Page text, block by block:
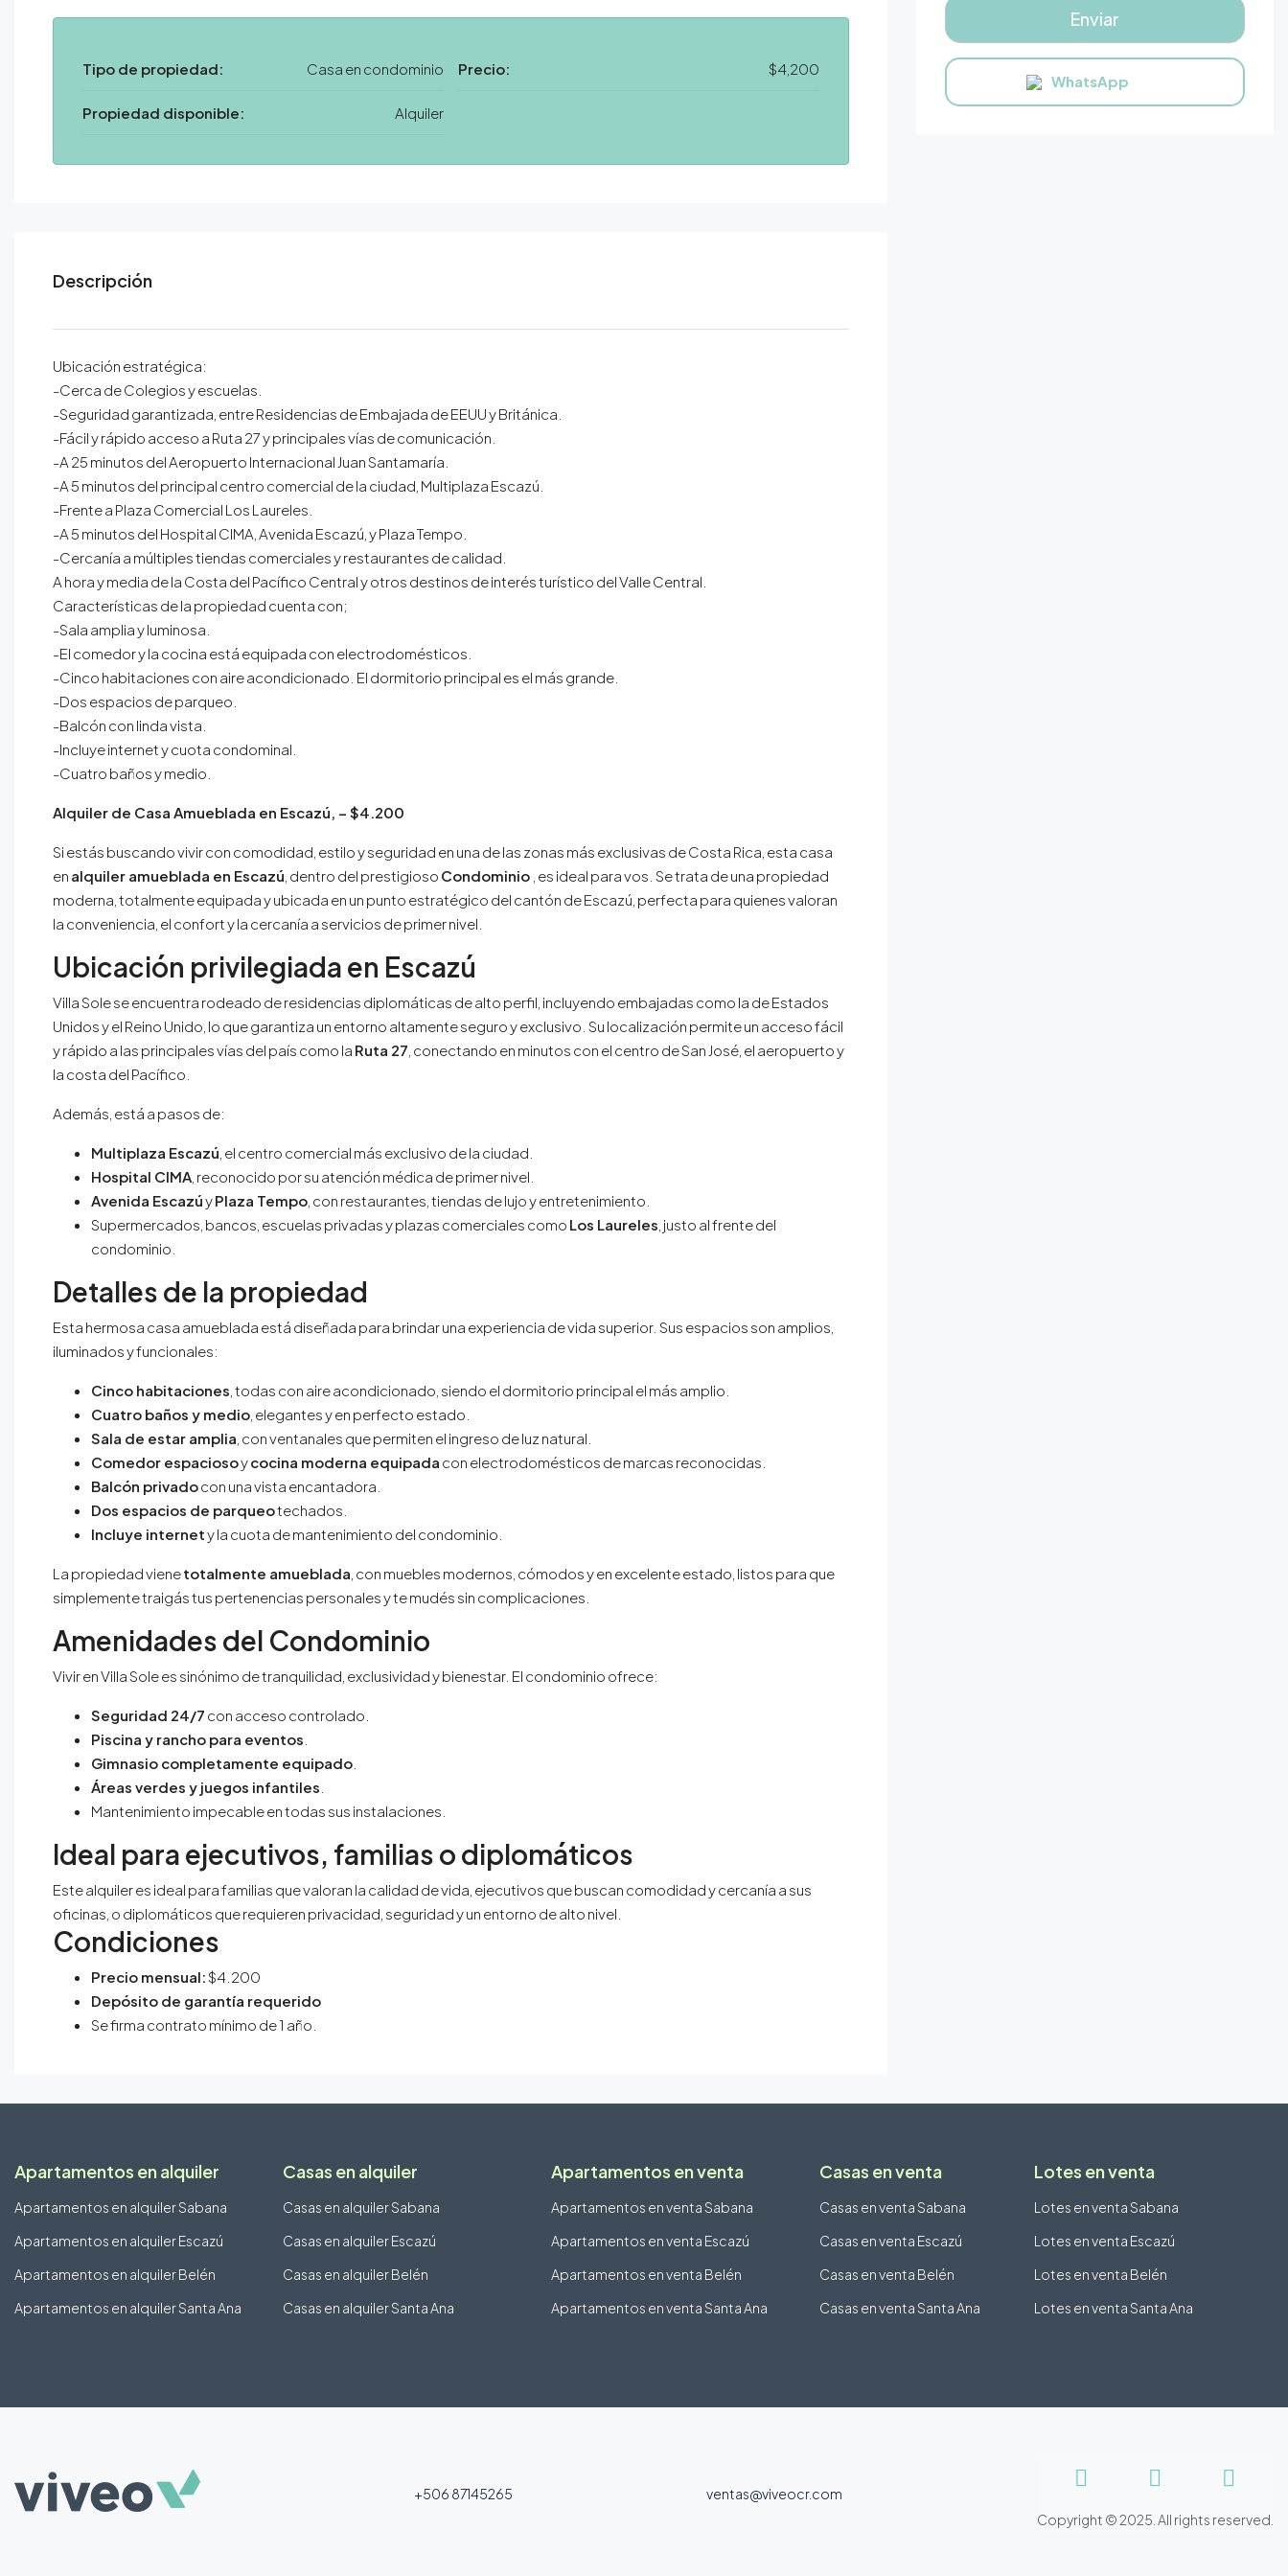
Tipo de propiedad: Casa en condominio
Propiedad disponible: Alquiler
Precio: $4,200
Descripción
Ubicación estratégica:
-Cerca de Colegios y escuelas.
-Seguridad garantizada, entre Residencias de Embajada de EEUU y Británica.
-Fácil y rápido acceso a Ruta 27 y principales vías de comunicación.
-A 25 minutos del Aeropuerto Internacional Juan Santamaría.
-A 5 minutos del principal centro comercial de la ciudad, Multiplaza Escazú.
-Frente a Plaza Comercial Los Laureles.
-A 5 minutos del Hospital CIMA, Avenida Escazú, y Plaza Tempo.
-Cercanía a múltiples tiendas comerciales y restaurantes de calidad.
A hora y media de la Costa del Pacífico Central y otros destinos de interés turístico del Valle Central.
Características de la propiedad cuenta con;
-Sala amplia y luminosa.
-El comedor y la cocina está equipada con electrodomésticos.
-Cinco habitaciones con aire acondicionado. El dormitorio principal es el más grande.
-Dos espacios de parqueo.
-Balcón con linda vista.
-Incluye internet y cuota condominal.
-Cuatro baños y medio.
Alquiler de Casa Amueblada en Escazú, – $4.200
Si estás buscando vivir con comodidad, estilo y seguridad en una de las zonas más exclusivas de Costa Rica, esta casa
en alquiler amueblada en Escazú , dentro del prestigioso Condominio , es ideal para vos. Se trata de una propiedad
moderna, totalmente equipada y ubicada en un punto estratégico del cantón de Escazú, perfecta para quienes valoran
la conveniencia, el confort y la cercanía a servicios de primer nivel.
Ubicación privilegiada en Escazú
Villa Sole se encuentra rodeado de residencias diplomáticas de alto perfil, incluyendo embajadas como la de Estados
Unidos y el Reino Unido, lo que garantiza un entorno altamente seguro y exclusivo. Su localización permite un acceso fácil
y rápido a las principales vías del país como la Ruta 27 , conectando en minutos con el centro de San José, el aeropuerto y
la costa del Pacífico.
Además, está a pasos de:
Multiplaza Escazú , el centro comercial más exclusivo de la ciudad.
Hospital CIMA , reconocido por su atención médica de primer nivel.
Avenida EscazúyPlaza Tempo , con restaurantes, tiendas de lujo y entretenimiento.
Supermercados, bancos, escuelas privadas y plazas comerciales como Los Laureles , justo al frente del
condominio.
Detalles de la propiedad
Esta hermosa casa amueblada está diseñada para brindar una experiencia de vida superior. Sus espacios son amplios,
iluminados y funcionales:
Cinco habitaciones , todas con aire acondicionado, siendo el dormitorio principal el más amplio.
Cuatro baños y medio , elegantes y en perfecto estado.
Sala de estar amplia , con ventanales que permiten el ingreso de luz natural.
Comedor espaciosoycocina moderna equipada con electrodomésticos de marcas reconocidas.
Balcón privadocon una vista encantadora.
Dos espacios de parqueotechados.
Incluye internety la cuota de mantenimiento del condominio.
La propiedad vienetotalmente amueblada , con muebles modernos, cómodos y en excelente estado, listos para que
simplemente traigás tus pertenencias personales y te mudés sin complicaciones.
Amenidades del Condominio
Vivir en Villa Sole es sinónimo de tranquilidad, exclusividad y bienestar. El condominio ofrece:
Seguridad 24/7 con acceso controlado.
Piscina y rancho para eventos
Gimnasio completamente equipado
Áreas verdes y juegos infantiles
Mantenimiento impecable en todas sus instalaciones.
Ideal para ejecutivos, familias o diplomáticos
Este alquiler es ideal para familias que valoran la calidad de vida, ejecutivos que buscan comodidad y cercanía a sus
oficinas, o diplomáticos que requieren privacidad, seguridad y un entorno de alto nivel.
Condiciones
Precio mensual:$4.200
Depósito de garantía requerido
Se firma contrato mínimo de 1 año.
WhatsApp
Apartamentos en alquiler
Apartamentos en alquiler Sabana
Apartamentos en alquiler Escazú
Apartamentos en alquiler Belén
Apartamentos en alquiler Santa Ana
Casas en alquiler
Casas en alquiler Sabana
Casas en alquiler Escazú
Casas en alquiler Belén
Casas en alquiler Santa Ana
Apartamentos en venta
Apartamentos en venta Sabana
Apartamentos en venta Escazú
Apartamentos en venta Belén
Apartamentos en venta Santa Ana
Casas en venta
Casas en venta Sabana
Casas en venta Escazú
Casas en venta Belén
Casas en venta Santa Ana
Lotes en venta
Lotes en venta Sabana
Lotes en venta Escazú
Lotes en venta Belén
Lotes en venta Santa Ana
+506 87145265
ventas@viveocr.com
Copyright © 2025. All rights reserved.